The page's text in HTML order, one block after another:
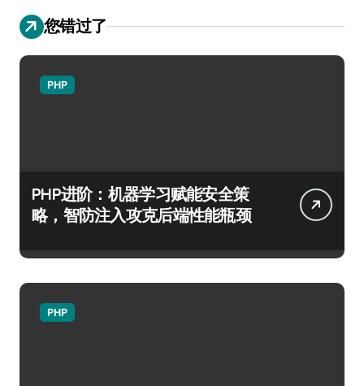
您错过了
PHP
PHP进阶：机器学习赋能安全策
略，智防注入攻克后端性能瓶颈
PHP